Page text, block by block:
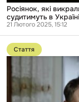
них
забрала
дитину
Росіянок, які
судитимуть в
21 Лютого 2025, 15:12
Перейти
до
публікації
психолога,
зрозумів,
Стаття